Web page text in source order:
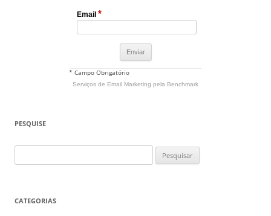
Email *
* Campo Obrigatório
Serviços de Email Marketing pela Benchmark
PESQUISE
por:
CATEGORIAS